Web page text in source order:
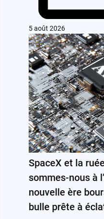
5 août 2026
SpaceX et la
sommes-nous à
nouvelle ère
bulle prête à